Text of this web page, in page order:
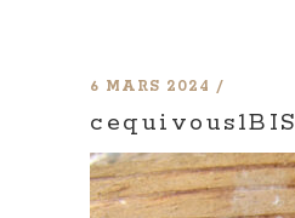
6 MARS 2024
cequivous1BIS